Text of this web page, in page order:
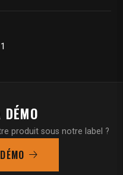
DÉMO
produit sous notre label ?